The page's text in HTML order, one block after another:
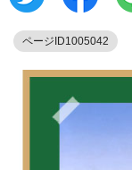
ページID1005042